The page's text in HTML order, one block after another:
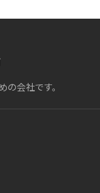
会社です。